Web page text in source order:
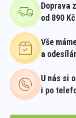
Doprava
od 890 Kč
Vše
a
U nás si
i po